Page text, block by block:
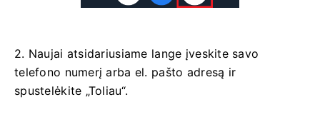
2. Naujai atsidariusiame lange įveskite savo
telefono numerį arba el. pašto adresą ir
spustelėkite „Toliau“.